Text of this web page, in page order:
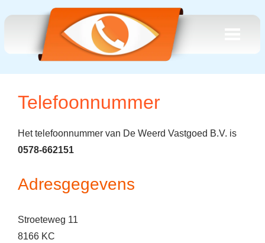
Telefoonnummer
Het telefoonnummer van De Weerd Vastgoed B.V. is
0578-662151
Adresgegevens
Stroeteweg 11
8166 KC